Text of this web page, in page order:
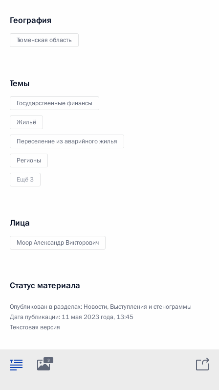
География
Тюменская область
Темы
Государственные финансы
Жильё
Переселение из аварийного жилья
Регионы
Ещё 3
Лица
Моор Александр Викторович
Статус материала
Опубликован в разделах: Новости, Выступления и стенограммы
Дата публикации: 11 мая 2023 года, 13:45
Текстовая версия
3